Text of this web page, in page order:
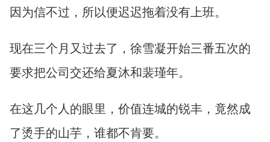
因为信不过，所以便迟迟拖着没有上班。
现在三个月又过去了，徐雪凝开始三番五次的
要求把公司交还给夏沐和裴瑾年。
在这几个人的眼里，价值连城的锐丰，竟然成
了烫手的山芋，谁都不肯要。